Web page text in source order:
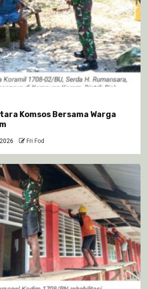
Komsos Bersama Warga
Fri Fod